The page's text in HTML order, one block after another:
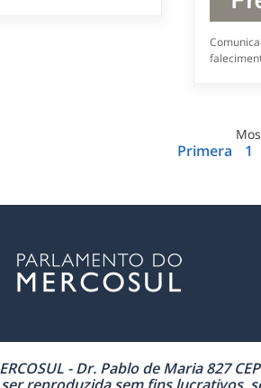
Primera 1
- Dr. Pablo de Maria 827